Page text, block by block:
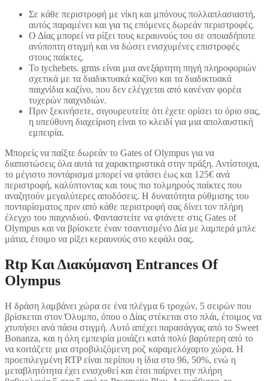
Σε κάθε περιστροφή με νίκη και μπόνους πολλαπλασιαστή,
αυτός παραμένει και για τις επόμενες δωρεάν περιστροφές.
Ο Δίας μπορεί να ρίξει τους κεραυνούς του σε οποιαδήποτε
ανύποπτη στιγμή και να δώσει ενισχυμένες επιστροφές
στους παίκτες.
Το tychebets. grms είναι μια ανεξάρτητη πηγή πληροφοριών
σχετικά με τα διαδικτυακά καζίνο και τα διαδικτυακά
παιχνίδια καζίνο, που δεν ελέγχεται από κανέναν φορέα
τυχερών παιχνιδιών.
Πριν ξεκινήσετε, σιγουρευτείτε ότι έχετε ορίσει το όριο σας,
η υπεύθυνη διαχείριση είναι το κλειδί για μια απολαυστική
εμπειρία.
Μπορείς να παίξτε δωρεάν το Gates of Olympus για να
διαπιστώσεις όλα αυτά τα χαρακτηριστικά στην πράξη. Αντίστοιχα,
το μέγιστο ποντάρισμα μπορεί να φτάσει έως και 125€ ανά
περιστροφή, καλύπτοντας και τους πιο τολμηρούς παίκτες που
αναζητούν μεγαλύτερες αποδόσεις. Η δυνατότητα ρύθμισης του
πονταρίσματος πριν από κάθε περιστροφή σας δίνει τον πλήρη
έλεγχο του παιχνιδιού. Φανταστείτε να φτάνετε στις Gates of
Olympus και να βρίσκετε έναν τσαντισμένο Δία με λαμπερά μπλε
μάτια, έτοιμο να ρίξει κεραυνούς στο κεφάλι σας.
Rtp Και Διακύμανση Entrances Of
Olympus
Η δράση λαμβάνει χώρα σε ένα πλέγμα 6 τροχών, 5 σειρών που
βρίσκεται στον Όλυμπο, όπου ο Δίας στέκεται στο πλάι, έτοιμος να
χτυπήσει ανά πάσα στιγμή. Αυτό απέχει παρασάγγας από το Sweet
Bonanza, και η όλη εμπειρία μοιάζει κατά πολύ βαρύτερη από το
να κοιτάζετε μια στροβιλιζόμενη ροζ καραμελόχαρτο χώρα. Η
προεπιλεγμένη RTP είναι περίπου η ίδια στο 96, 50%, ενώ η
μεταβλητότητα έχει ενισχυθεί και έτσι παίρνει την πλήρη